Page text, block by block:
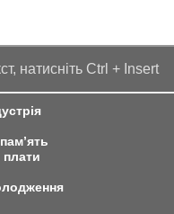
натисніть Ctrl + Insert
плати